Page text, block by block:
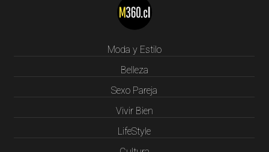
Moda y Estilo
Belleza
Sexo Pareja
Vivir Bien
LifeStyle